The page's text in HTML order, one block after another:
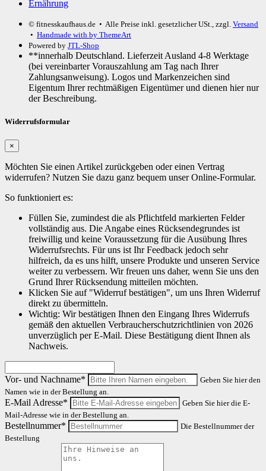
Ernährung
© fitnesskaufhaus.de • Alle Preise inkl. gesetzlicher USt., zzgl. Versand
• Handmade with by ThemeArt
Powered by JTL-Shop
**innerhalb Deutschland. Lieferzeit Ausland 4-8 Werktage
(bei vereinbarter Vorauszahlung am Tag nach Ihrer
Zahlungsanweisung). Logos und Markenzeichen sind
Eigentum Ihrer rechtmäßigen Eigentümer und dienen hier nur
der Beschreibung.
Widerrufsformular
×
Möchten Sie einen Artikel zurückgeben oder einen Vertrag
widerrufen? Nutzen Sie dazu ganz bequem unser Online-Formular.
So funktioniert es:
Füllen Sie, zumindest die als Pflichtfeld markierten Felder
vollständig aus. Die Angabe eines Rücksendegrundes ist
freiwillig und keine Voraussetzung für die Ausübung Ihres
Widerrufsrechts. Für uns ist Ihr Feedback jedoch sehr
hilfreich, da es uns hilft, unsere Produkte und unseren Service
weiter zu verbessern. Wir freuen uns daher, wenn Sie uns den
Grund Ihrer Rücksendung mitteilen möchten.
Klicken Sie auf "Widerruf bestätigen", um uns Ihren Widerruf
direkt zu übermitteln.
Wichtig: Wir bestätigen Ihnen den Eingang Ihres Widerrufs
gemäß den aktuellen Verbraucherschutzrichtlinien von 2026
unverzüglich per E-Mail. Diese Bestätigung dient Ihnen als
Nachweis.
Vor- und Nachname*
Geben Sie hier den
Namen wie in der Bestellung an.
E-Mail Adresse*
Geben Sie hier die E-
Mail-Adresse wie in der Bestellung an.
Bestellnummer*
Die Bestellnummer der
Bestellung